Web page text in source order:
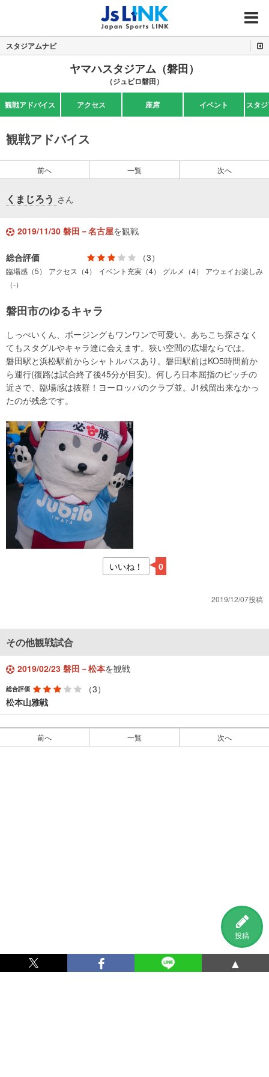
MENU
投稿
スタジアムナビ
ヤマハスタジアム（磐田）
（ジュビロ磐田）
観戦アドバイス アクセス 座席 イベント スタ
観戦アドバイス
前へ 一覧 次へ
くまじろう さん
2019/11/30 磐田－名古屋を観戦
総合評価 （3）
臨場感（5） アクセス（4） イベント充実（4） グルメ（4）
アウェイお楽しみ
（-）
磐田市のゆるキャラ
しっぺいくん、ボージングもワンワンで可愛い。あちこち探さなく
てもスタグルやキャラ達に会えます。狭い空間の広場ならでは。
磐田駅と浜松駅前からシャトルバスあり。磐田駅前はKO5時間前か
ら運行(復路は試合終了後45分が目安)。何しろ日本屈指のピッチの
近さで、臨場感は抜群！ヨーロッパのクラブ並。J1残留出来なかっ
たのが残念です。
いいね！ 0
2019/12/07投稿
その他観戦試合
2019/02/23 磐田－松本を観戦
総合評価
（3）
松本山雅戦
前へ 一覧 次へ
▲